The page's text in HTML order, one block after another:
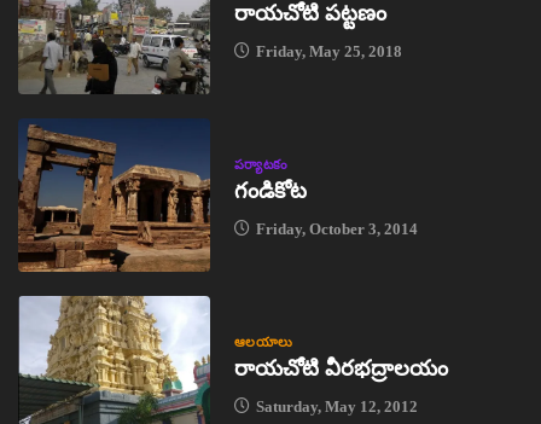
రాయచోటి పట్టణం
Friday, May 25, 2018
పర్యాటకం
గండికోట
Friday, October 3, 2014
ఆలయాలు
రాయచోటి వీరభద్రాలయం
Saturday, May 12, 2012